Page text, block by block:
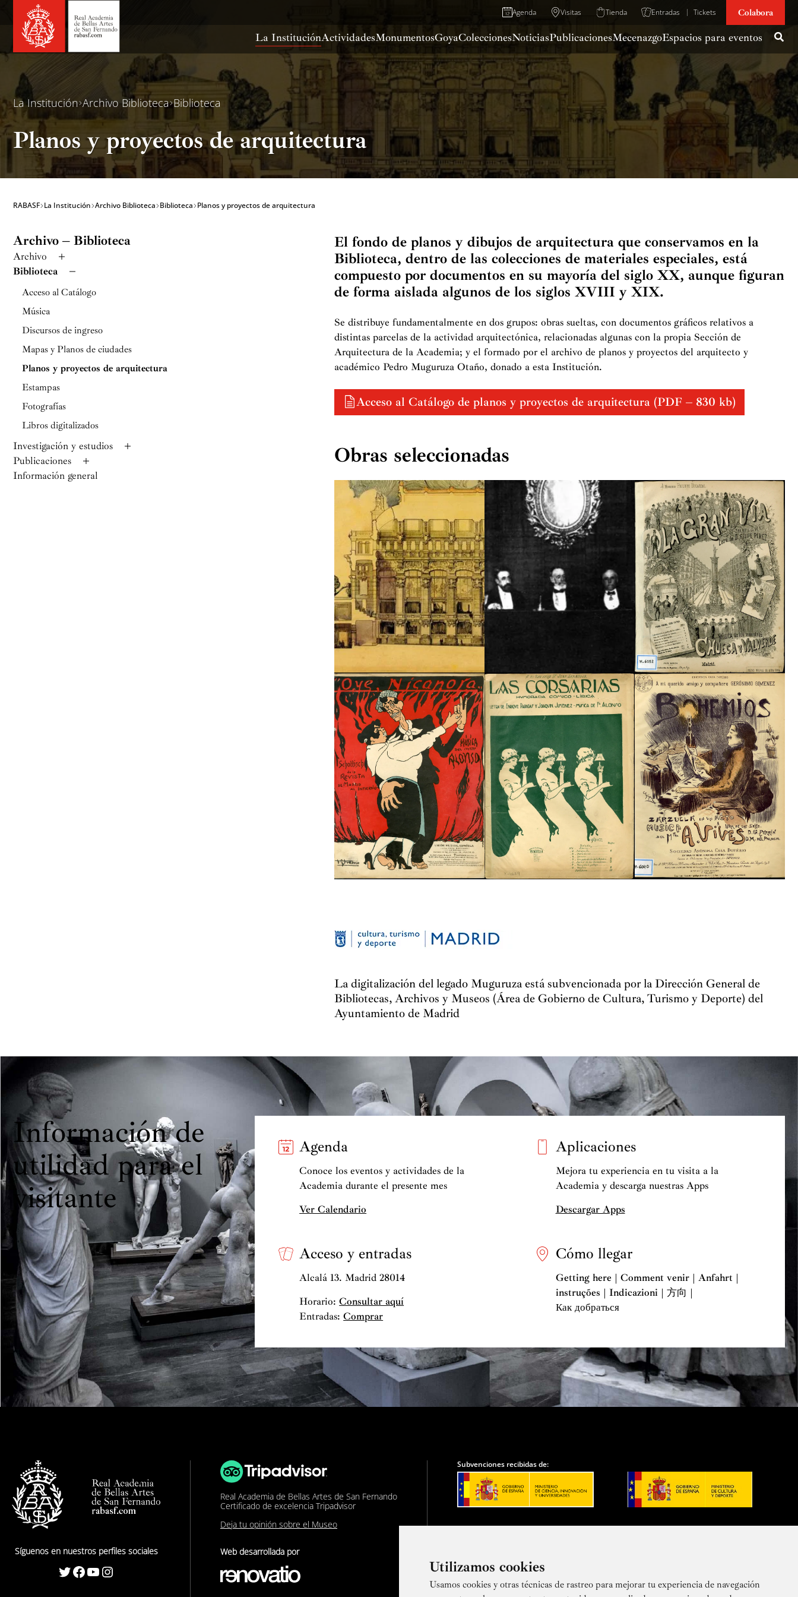
Utilizamos cookies
Usamos cookies y otras técnicas de rastreo para mejorar tu experiencia de navegación
contenido
Agenda Visitas Tienda Entradas Tickets Colabora
La InstituciónActividadesMonumentosGoyaColeccionesNoticiasPublicacionesMecenazgoEspacios para eventos
La Institución Archivo Biblioteca Biblioteca
Planos y proyectos de arquitectura
RABASF La Institución Archivo Biblioteca Biblioteca Planos y proyectos de arquitectura
Archivo – Biblioteca
Archivo
Biblioteca
Acceso al Catálogo
Música
Discursos de ingreso
Mapas y Planos de ciudades
Planos y proyectos de arquitectura
Estampas
Fotografías
Libros digitalizados
Investigación y estudios
Publicaciones
Información general
El fondo de planos y dibujos de arquitectura que conservamos en la
Biblioteca, dentro de las colecciones de materiales especiales, está
compuesto por documentos en su mayoría del siglo XX, aunque figuran
de forma aislada algunos de los siglos XVIII y XIX.
Se distribuye fundamentalmente en dos grupos: obras sueltas, con documentos gráficos relativos a
distintas parcelas de la actividad arquitectónica, relacionadas algunas con la propia Sección de
Arquitectura de la Academia; y el formado por el archivo de planos y proyectos del arquitecto y
académico Pedro Muguruza Otaño, donado a esta Institución.
Acceso al Catálogo de planos y proyectos de arquitectura (PDF – 830 kb)
Obras seleccionadas
La digitalización del legado Muguruza está subvencionada por la Dirección General de
Bibliotecas, Archivos y Museos (Área de Gobierno de Cultura, Turismo y Deporte) del
Ayuntamiento de Madrid
Información de
utilidad para el
visitante
Agenda
Conoce los eventos y actividades de la
Academia durante el presente mes
Ver Calendario
Aplicaciones
Mejora tu experiencia en tu visita a la
Academia y descarga nuestras Apps
Descargar Apps
Acceso y entradas
Alcalá 13. Madrid 28014
Horario:Consultar aquí
Entradas:Comprar
Cómo llegar
Getting here | Comment venir | Anfahrt |
instruções | Indicazioni | 方向 |
Как добраться
Síguenos en nuestros perfiles sociales
Twitter Facebook YouTube Instagram
Real Academia de Bellas Artes de San Fernando
Certificado de excelencia Tripadvisor
Deja tu opinión sobre el Museo
Web desarrollada por
Subvenciones recibidas de:
Suscríbete a nuestra newsletter